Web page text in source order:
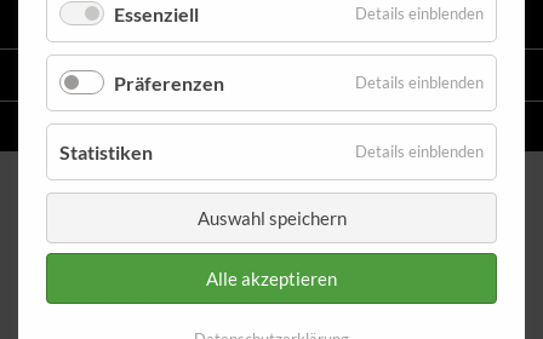
VARIO
STAHLFLEX -LEITUNGSKITS FÜR MOTORRÄDER
EINZELLEITUNGENNACH MASS
Innengewinde - fest 730
Essenziell Details einblenden
Präferenzen Details einblenden
Statistiken Details einblenden
Auswahl speichern
Alle akzeptieren
Verteiler
Katalog